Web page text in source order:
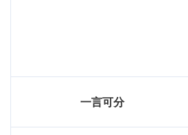
一言可分